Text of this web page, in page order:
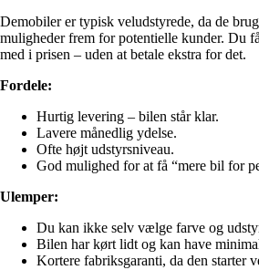
Demobiler er typisk veludstyrede, da de
muligheder frem for potentielle kunder. Du
med i prisen – uden at betale ekstra for det.
Fordele:
Hurtig levering – bilen står klar.
Lavere månedlig ydelse.
Ofte højt udstyrsniveau.
God mulighed for at få “mere bil for
Ulemper:
Du kan ikke selv vælge farve og
Bilen har kørt lidt og kan have
Kortere fabriksgaranti, da den starter